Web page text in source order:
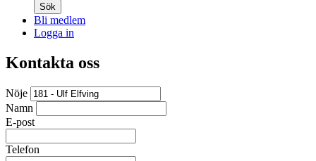
Sök
Bli medlem
Logga in
Kontakta oss
Nöje
Namn
E-post
Telefon